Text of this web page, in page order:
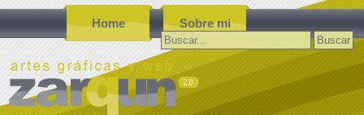
Home Sobre mi
Buscar: